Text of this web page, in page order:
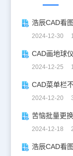
浩辰CAD看
2024-12-30
CAD画地球
2024-12-25
CAD菜单栏
2024-12-20
苦恼批量更
2024-12-18
浩辰CAD看